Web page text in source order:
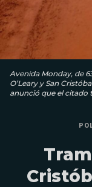
Avenida Monday, de
O’Leary y San
anunció que el citado